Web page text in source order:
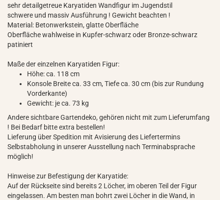
sehr detailgetreue Karyatiden Wandfigur im Jugendstil
schwere und massiv Ausführung ! Gewicht beachten !
Material: Betonwerkstein, glatte Oberfläche
Oberfläche wahlweise in Kupfer-schwarz oder Bronze-schwarz
patiniert
Maße der einzelnen Karyatiden Figur:
Höhe: ca. 118 cm
Konsole Breite ca. 33 cm, Tiefe ca. 30 cm (bis zur Rundung
Vorderkante)
Gewicht: je ca. 73 kg
Andere sichtbare Gartendeko, gehören nicht mit zum Lieferumfang
! Bei Bedarf bitte extra bestellen!
Lieferung über Spedition mit Avisierung des Liefertermins
Selbstabholung in unserer Ausstellung nach Terminabsprache
möglich!
Hinweise zur Befestigung der Karyatide:
Auf der Rückseite sind bereits 2 Löcher, im oberen Teil der Figur
eingelassen. Am besten man bohrt zwei Löcher in die Wand, in